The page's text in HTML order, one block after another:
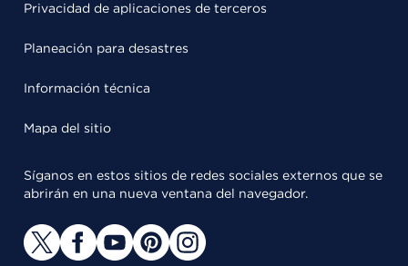
Privacidad de aplicaciones de terceros
Planeación para desastres
Información técnica
Mapa del sitio
Síganos en estos sitios de redes sociales externos que se
abrirán en una nueva ventana del navegador.